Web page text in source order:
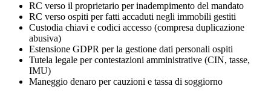
RC verso il proprietario per inadempimento del mandato
RC verso ospiti per fatti accaduti negli immobili gestiti
Custodia chiavi e codici accesso (compresa duplicazione
abusiva)
Estensione GDPR per la gestione dati personali ospiti
Tutela legale per contestazioni amministrative (CIN, tasse,
IMU)
Maneggio denaro per cauzioni e tassa di soggiorno